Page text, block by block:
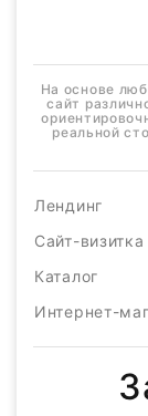
На основе
сайт
реальной
Лендинг
Сайт-визитка
Каталог
Интернет-